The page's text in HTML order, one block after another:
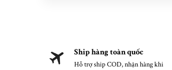
Ship hàng toàn quốc
Hỗ trợ ship COD, nhận hàng khi